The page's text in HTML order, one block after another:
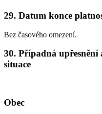
29. Datum konce
Bez časového omezení.
30. Případná
situace
Obec